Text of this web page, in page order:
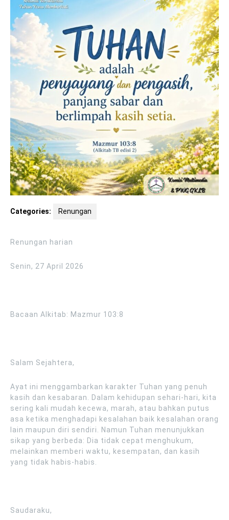
Categories: Renungan
Renungan harian
Senin, 27 April 2026
Bacaan Alkitab: Mazmur 103:8
Salam Sejahtera,
Ayat ini menggambarkan karakter Tuhan yang penuh
kasih dan kesabaran. Dalam kehidupan sehari-hari, kita
sering kali mudah kecewa, marah, atau bahkan putus
asa ketika menghadapi kesalahan baik kesalahan orang
lain maupun diri sendiri. Namun Tuhan menunjukkan
sikap yang berbeda: Dia tidak cepat menghukum,
melainkan memberi waktu, kesempatan, dan kasih
yang tidak habis-habis.
Saudaraku,